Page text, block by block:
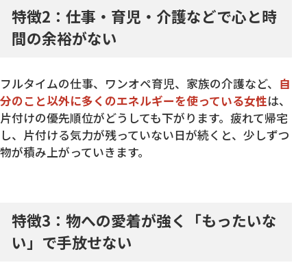
特徴2：仕事・育児・介護などで心と時
間の余裕がない
フルタイムの仕事、ワンオペ育児、家族の介護など、 自
分のこと以外に多くのエネルギーを使っている女性は、
片付けの優先順位がどうしても下がります。疲れて帰宅
し、片付ける気力が残っていない日が続くと、少しずつ
物が積み上がっていきます。
特徴3：物への愛着が強く「もったいな
い」で手放せない